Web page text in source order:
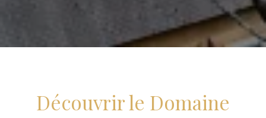
Découvrir le Domaine